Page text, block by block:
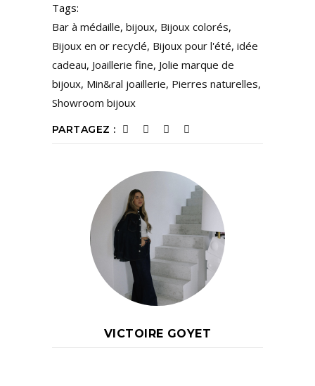
Tags:
Bar à médaille, bijoux, Bijoux colorés,
Bijoux en or recyclé, Bijoux pour l'été, idée
cadeau, Joaillerie fine, Jolie marque de
bijoux, Min&ral joaillerie, Pierres naturelles,
Showroom bijoux
PARTAGEZ :
VICTOIRE GOYET